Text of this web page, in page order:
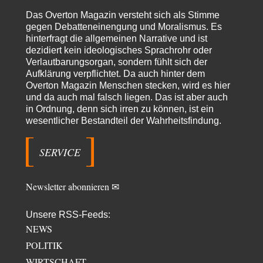
Die Revolution, die nie scheiterte
Es gibt 3 Arten von Freiheit: die geistige ,die seelische und die physische.
Man darf…
Erzengelinvor 6 Stunden zu:
Leihmutterschaft als Zweig des Transhumanismus
es ist zum verzweifeln. so widerlich. ekelhaft, grausam. wahrscheinlich
hat das alles keinen zweck mehr,…
emil vor 8 Stunden zu:
From Field to Glass – Bio hochprozentig
Zum Nordsee-Whisky geht auch prima ein Matjesbrötchen, ich hab's für
euch getestet. Beim Etikett ist…
vor 11 Stunden zu:
Absurde Debatte um Ceuta-„Invasion“ durch Marokko
China sagt jetzt auch etwas: Interessant ist vor allem die offizielle
overton4cmvor 19 Stunden zu:
Morgen kommt der Russe, wir müssen alle sterben!
Kurz gesagt: der Autor dieses Kommentars weiß es ganz genau. Er hat die
Das Overton Magazin versteht sich als Stimme
gegen Debatteneinengung und Moralismus. Es
hinterfragt die allgemeinen Narrative und ist
dezidiert kein ideologisches Sprachrohr oder
Verlautbarungsorgan, sondern fühlt sich der
Aufklärung verpflichtet. Da auch hinter dem
Overton Magazin Menschen stecken, wird es hier
und da auch mal falsch liegen. Das ist aber auch
in Ordnung, denn sich irren zu können, ist ein
wesentlicher Bestandteil der Wahrheitsfindung.
SERVICE
Newsletter abonnieren ✉
Unsere RSS-Feeds:
NEWS
POLITIK